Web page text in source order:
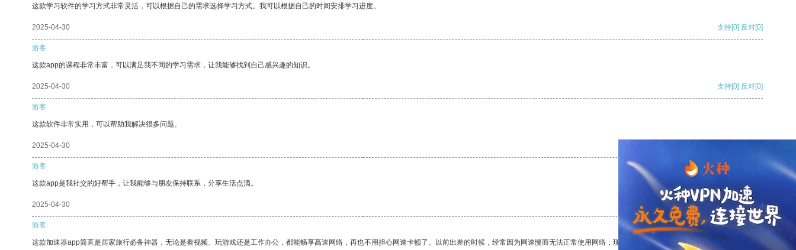
这款学习软件的学习方式非常灵活，可以根据自己的需求选择学习方式。我可以根据自己的时间安排学习进度。
2025-04-30 支持[0] 反对[0]
游客
这款app的课程非常丰富，可以满足我不同的学习需求，让我能够找到自己感兴趣的知识。
2025-04-30 支持[0] 反对[0]
游客
这款软件非常实用，可以帮助我解决很多问题。
2025-04-30
游客
这款app是我社交的好帮手，让我能够与朋友保持联系，分享生活点滴。
2025-04-30 支持 [0] 反对 [0]
游客
这款加速器app简直是居家旅行必备神器，无论是看视频、玩游戏还是工作办公，都能畅享高速网络，再也不用担心网速卡顿了。以前出差的时候，经常因为网速慢而无法正常使用网络，现在有了这个app，我再也不用担心了。